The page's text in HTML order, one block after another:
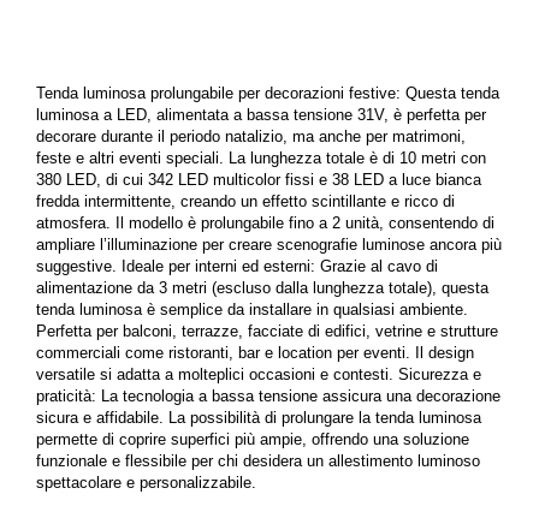
Tenda luminosa prolungabile per decorazioni festive: Questa tenda
luminosa a LED, alimentata a bassa tensione 31V, è perfetta per
decorare durante il periodo natalizio, ma anche per matrimoni,
feste e altri eventi speciali. La lunghezza totale è di 10 metri con
380 LED, di cui 342 LED multicolor fissi e 38 LED a luce bianca
fredda intermittente, creando un effetto scintillante e ricco di
atmosfera. Il modello è prolungabile fino a 2 unità, consentendo di
ampliare l’illuminazione per creare scenografie luminose ancora più
suggestive. Ideale per interni ed esterni: Grazie al cavo di
alimentazione da 3 metri (escluso dalla lunghezza totale), questa
tenda luminosa è semplice da installare in qualsiasi ambiente.
Perfetta per balconi, terrazze, facciate di edifici, vetrine e strutture
commerciali come ristoranti, bar e location per eventi. Il design
versatile si adatta a molteplici occasioni e contesti. Sicurezza e
praticità: La tecnologia a bassa tensione assicura una decorazione
sicura e affidabile. La possibilità di prolungare la tenda luminosa
permette di coprire superfici più ampie, offrendo una soluzione
funzionale e flessibile per chi desidera un allestimento luminoso
spettacolare e personalizzabile.